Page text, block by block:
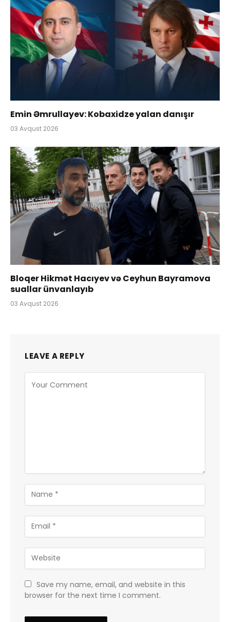
Emin Əmrullayev: Kobaxidze yalan danışır
03 Avqust 2026
Bloqer Hikmət Hacıyev və Ceyhun Bayramova
suallar ünvanlayıb
03 Avqust 2026
LEAVE A REPLY
Save my name, email, and website in this
browser for the next time I comment.